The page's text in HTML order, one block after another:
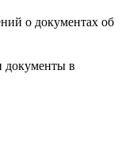
о документах об
документы в